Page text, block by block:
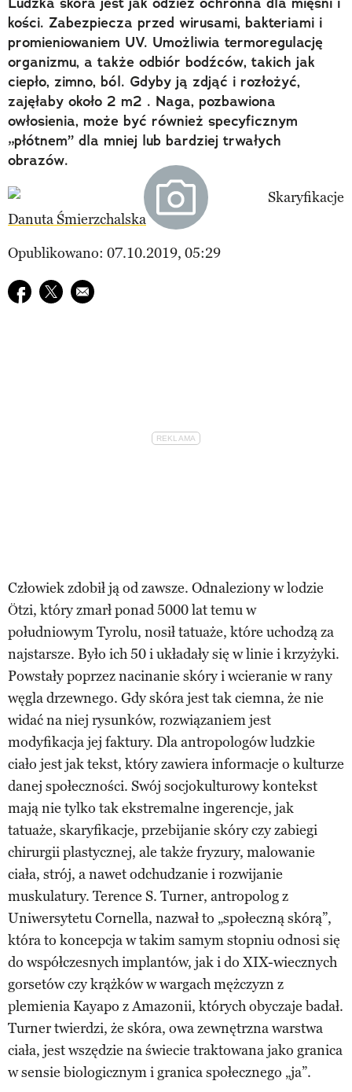
kości. Zabezpiecza przed wirusami, bakteriami i
promieniowaniem UV. Umożliwia termoregulację
organizmu, a także odbiór bodźców, takich jak
ciepło, zimno, ból. Gdyby ją zdjąć i rozłożyć,
zajęłaby około 2 m2 . Naga, pozbawiona
owłosienia, może być również specyficznym
„płótnem” dla mniej lub bardziej trwałych
obrazów.
Danuta Śmierzchalska
Opublikowano: 07.10.2019, 05:29
Udostępnij na facebook
Udostępnij na twitter
E-mail do przyjaciela
Człowiek zdobił ją od zawsze. Odnaleziony w lodzie
Ötzi, który zmarł ponad 5000 lat temu w
południowym Tyrolu, nosił tatuaże, które uchodzą za
najstarsze. Było ich 50 i układały się w linie i krzyżyki.
Powstały poprzez nacinanie skóry i wcieranie w rany
węgla drzewnego. Gdy skóra jest tak ciemna, że nie
widać na niej rysunków, rozwiązaniem jest
modyfikacja jej faktury. Dla antropologów ludzkie
ciało jest jak tekst, który zawiera informacje o kulturze
danej społeczności. Swój socjokulturowy kontekst
mają nie tylko tak ekstremalne ingerencje, jak
tatuaże, skaryfikacje, przebijanie skóry czy zabiegi
chirurgii plastycznej, ale także fryzury, malowanie
ciała, strój, a nawet odchudzanie i rozwijanie
muskulatury. Terence S. Turner, antropolog z
Uniwersytetu Cornella, nazwał to „społeczną skórą”,
która to koncepcja w takim samym stopniu odnosi się
do współczesnych implantów, jak i do XIX-wiecznych
gorsetów czy krążków w wargach mężczyzn z
plemienia Kayapo z Amazonii, których obyczaje badał.
Turner twierdzi, że skóra, owa zewnętrzna warstwa
ciała, jest wszędzie na świecie traktowana jako granica
w sensie biologicznym i granica społecznego „ja”.